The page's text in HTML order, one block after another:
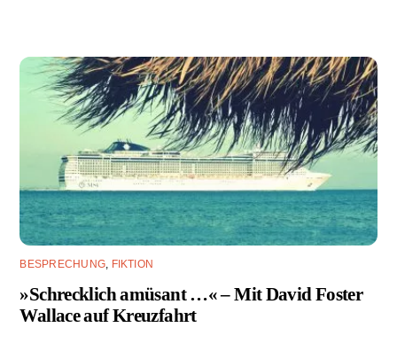
BESPRECHUNG, FIKTION
»Schrecklich amüsant …« – Mit David Foster
Wallace auf Kreuzfahrt